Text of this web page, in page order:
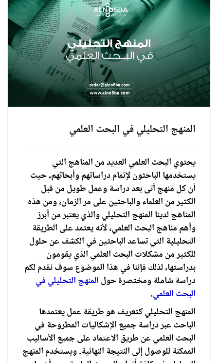
المنهج التحليلي في البحث العلمي
يحتوي البحث العلمي العديد من المناهج التي
يستخدمها الباحثون لإتمام دراساتهم وأبحاثهم، حيث
أن كل منهج أتى بعد دراسة وعمل طويل من قبل
الكثير من العلماء والباحثين على مر الزمان، ومن هذه
المناهج لدينا المنهج التحليلي والذي يعتبر من أبرز
وأهم مناهج البحث العلمي، لأنه يعتمد على الطريقة
التحليلية التي تساعد الباحثين في الكشف عن حلول
للكثير من مشكلات البحث العلمي الذي يقومون
بدراستها، لذلك فإننا في هذا الموضوع سوف نقدم لكم
دراسة شاملة ومختصرة حولالمنهج التحليلي في
البحث العلمي.
المنهج التحليلي كتعريف هو طريقة عمل يعتمدها
الباحث عبر دراسة جميع الإشكاليات المطروحة في
البحث العلمي عن طريق الاعتماد على جميع الأساليب
الممكنة للوصول إلى النتيجة النهائية. ويستخدم المنهج